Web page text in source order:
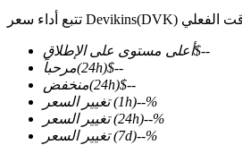
العقود الآجلة لـ COIN-M
أعلى مستوى على الإطلاق$--
مرحباً
(24h)$--
منخفض
(24h)$--
تغيير السعر
(1h)--%
تغيير السعر
(24h)--%
تغيير السعر
(7d)--%